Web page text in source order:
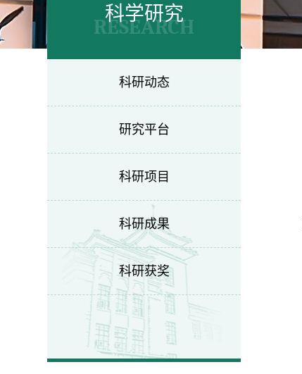
科学研究
RESEARCH
科研动态
研究平台
科研项目
科研成果
科研获奖